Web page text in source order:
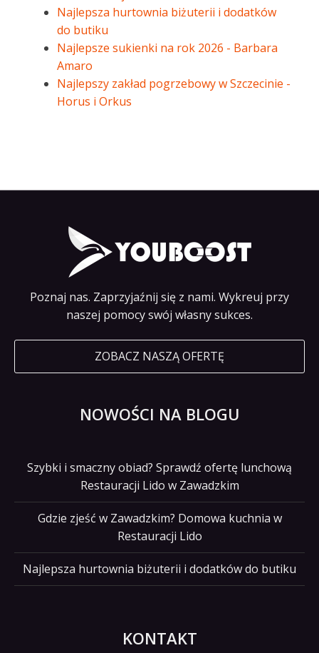
Najlepsza hurtownia biżuterii i dodatków
do butiku
Najlepsze sukienki na rok 2026 - Barbara
Amaro
Najlepszy zakład pogrzebowy w Szczecinie -
Horus i Orkus
Poznaj nas. Zaprzyjaźnij się z nami. Wykreuj przy
naszej pomocy swój własny sukces.
ZOBACZ NASZĄ OFERTĘ
NOWOŚCI NA BLOGU
Szybki i smaczny obiad? Sprawdź ofertę lunchową
Restauracji Lido w Zawadzkim
Gdzie zjeść w Zawadzkim? Domowa kuchnia w
Restauracji Lido
Najlepsza hurtownia biżuterii i dodatków do butiku
KONTAKT